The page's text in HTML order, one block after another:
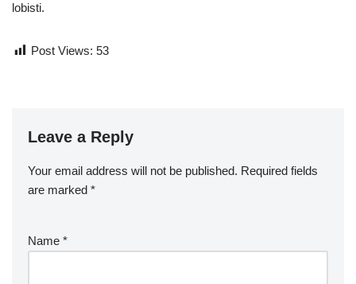
lobisti.
Post Views: 53
Leave a Reply
Your email address will not be published. Required fields
are marked *
Name *